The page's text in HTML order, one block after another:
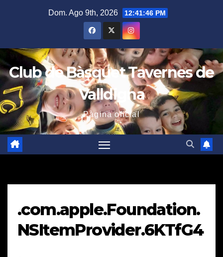
Dom. Ago 9th, 2026 12:41:46 PM
Club de Bàsquet Tavernes de
Valldigna
Pàgina oficial
.com.apple.Foundation.
NSItemProvider.6KTfG4